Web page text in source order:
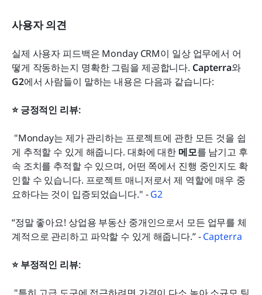
사용자 의견
실제 사용자 피드백은 Monday CRM이 일상 업무에서 어
떻게 작동하는지 명확한 그림을 제공합니다. Capterra
와
G2에서 사람들이 말하는 내용은 다음과 같습니다:
⭐ 긍정적인 리뷰:
게 추적할 수 있게 해줍니다. 대화에 대한 메모를 남기고 후
속 조치를 추적할 수 있으며, 어떤 쪽에서 진행 중인지도 확
인할 수 있습니다. 프로젝트 매니저로서 제 역할에 매우 중
요하다는 것이 입증되었습니다." - G2
“정말 좋아요! 상업용 부동산 중개인으로서 모든 업무를 체
계적으로 관리하고 파악할 수 있게 해줍니다.” - Capterra
⭐ 부정적인 리뷰: